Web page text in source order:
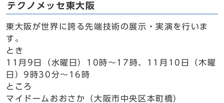
テクノメッセ東大阪
東大阪が世界に誇る先端技術の展示・実演を行いま
す。
とき
11月9日（水曜日）10時～17時、11月10日（木曜
日）9時30分～16時
ところ
マイドームおおさか（大阪市中央区本町橋）